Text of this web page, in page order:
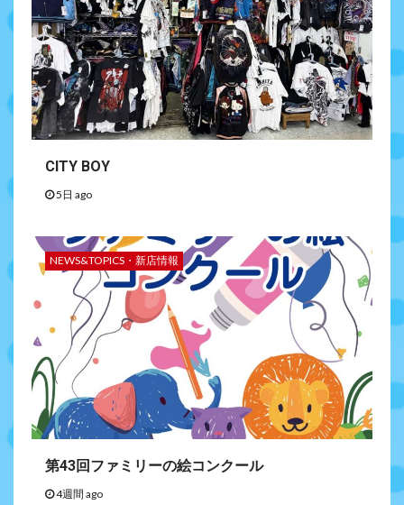
CITY BOY
5日 ago
NEWS&TOPICS・新店情報
第43回ファミリーの絵コンクール
4週間 ago